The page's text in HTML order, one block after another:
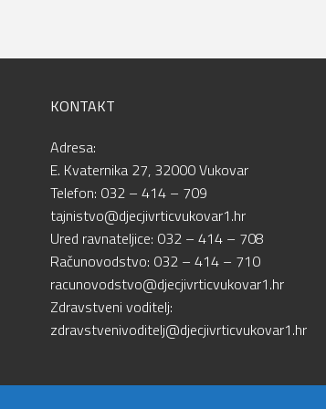
KONTAKT
Adresa:
E. Kvaternika 27, 32000 Vukovar
Telefon: 032 – 414 – 709
tajnistvo@djecjivrticvukovar1.hr
Ured ravnateljice: 032 – 414 – 708
Računovodstvo: 032 – 414 – 710
racunovodstvo@djecjivrticvukovar1.hr
Zdravstveni voditelj:
zdravstvenivoditelj@djecjivrticvukovar1.hr